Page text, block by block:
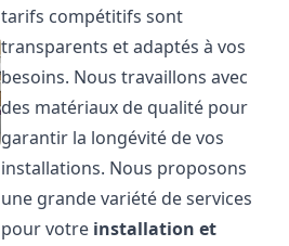
tarifs compétitifs sont
transparents et adaptés à vos
besoins. Nous travaillons avec
des matériaux de qualité pour
garantir la longévité de vos
installations. Nous proposons
une grande variété de services
pour votre installation et